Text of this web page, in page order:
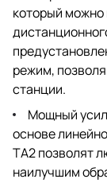
который можно
режим,
станции.
Мощный
основе
TA2 позволят
наилучшим